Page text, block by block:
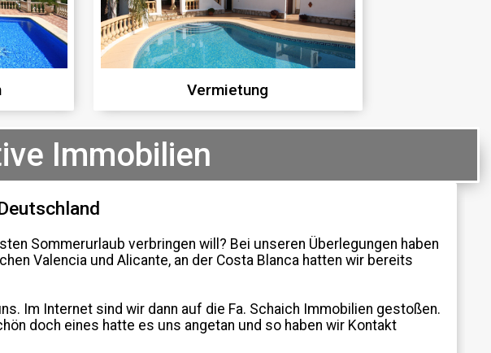
Vermietung
Immobilien
Sommerurlaub verbringen will? Bei unseren Überlegungen haben
Valencia und Alicante, an der Costa Blanca hatten wir bereits
Im Internet sind wir dann auf die Fa. Schaich Immobilien gestoßen.
doch eines hatte es uns angetan und so haben wir Kontakt